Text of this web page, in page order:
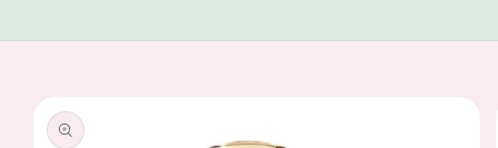
product
information